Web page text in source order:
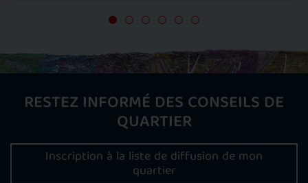
RESTEZ INFORMÉ DES CONSEILS DE
QUARTIER
Inscription à la liste de diffusion de mon
quartier